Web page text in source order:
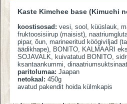
Kaste Kimchee base (Kimuchi
koostisosad: vesi, sool, küüslauk,
fruktoosisiirup (maisist),
pipar, õun, marineeritud köögiviljad
äädikhape), BONITO, KALMAARI
SOJAVALK, kuivatatud BONITO,
ksantaankummi,
paritolumaa: Jaapan
netokaal: 450g
avatud pakendit hoida külmkapis